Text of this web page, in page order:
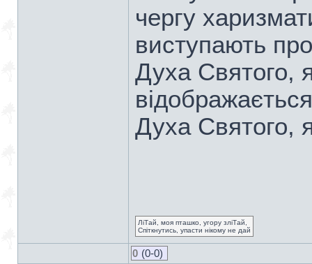
чергу
виступають
Духа Святого,
Духа Святого,
ЛіТай, моя пташко, угору зліТай,
Спіткнутись, упасти нікому не дай
0 (0-0)